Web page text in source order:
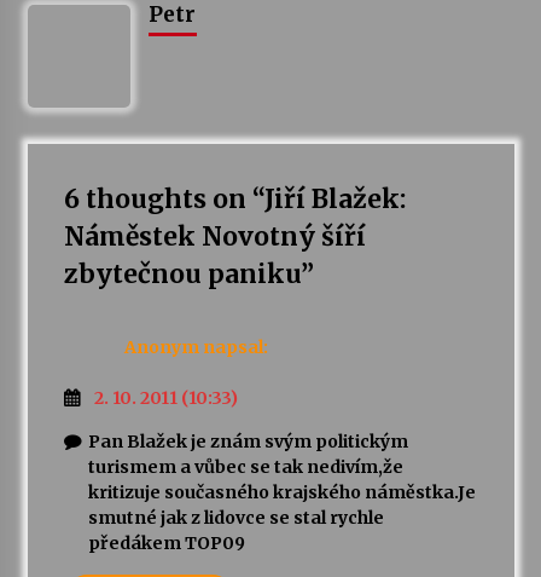
Petr
6 thoughts on “Jiří Blažek:
Náměstek Novotný šíří
zbytečnou paniku”
Anonym napsal:
2. 10. 2011 (10:33)
Pan Blažek je znám svým politickým
turismem a vůbec se tak nedivím,že
kritizuje současného krajského náměstka.Je
smutné jak z lidovce se stal rychle
předákem TOP09